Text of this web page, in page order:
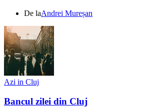
De laAndrei Mureșan
Azi in Cluj
Bancul zilei din Cluj